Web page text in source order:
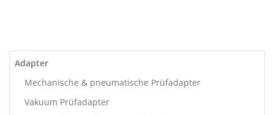
Adapter
Mechanische & pneumatische Prüfadapter
Vakuum Prüfadapter